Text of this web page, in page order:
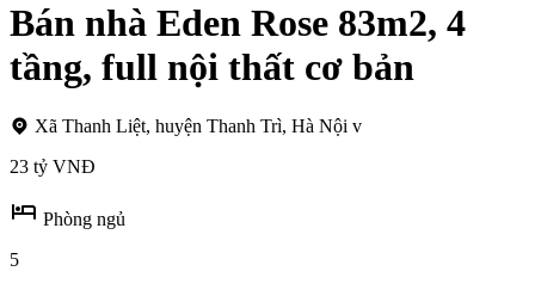
Bán nhà Eden Rose 83m2, 4
tầng, full nội thất cơ bản
Xã Thanh Liệt, huyện Thanh Trì, Hà Nội v
23 tỷ VNĐ
Phòng ngủ
5